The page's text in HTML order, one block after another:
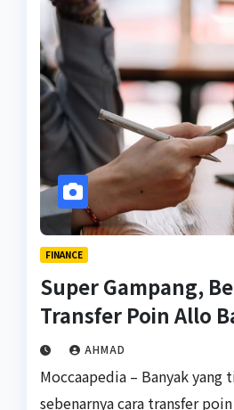
FINANCE
Super Gampang,
Transfer Poin Allo
AHMAD
Moccaapedia – Banyak
sebenarnya cara transfer